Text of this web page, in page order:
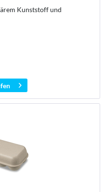
Kunststoff und